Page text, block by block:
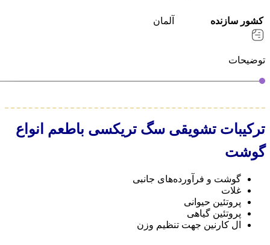
کشور سازنده آلمان
توضیحات
ترکیبات تشویقی سگ تریکسی باطعم انواع
گوشت
گوشت و فرآورده‌های جانبی
غلات
پروتئین حیوانی
پروتئین گیاهی
ال کارنین جهت تنظیم وزن